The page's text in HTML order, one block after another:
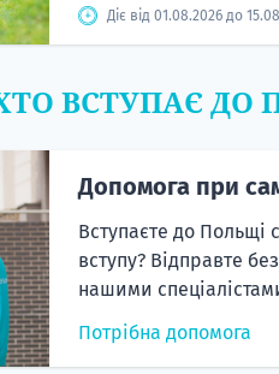
Діє від 01.08.2026 до
ВСТУПАЄ ДО
Допомога при
Вступаєте до Польщі
вступу? Відправте
нашими
Потрібна допомога